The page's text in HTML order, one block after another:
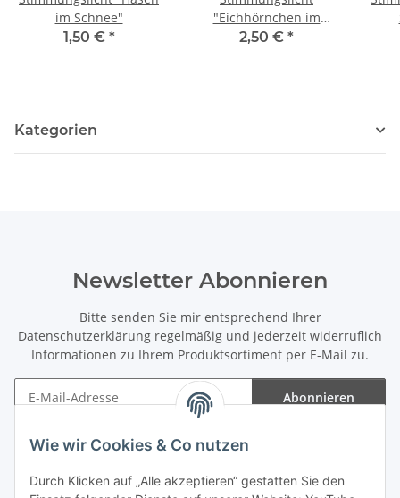
Wie wir Cookies & Co nutzen
Durch Klicken auf „Alle akzeptieren“ gestatten Sie den
im Schnee"
1,50 € *
"Eichhörnchen im
Winter"
2,50 € *
Kategorien
Newsletter Abonnieren
Bitte senden Sie mir entsprechend Ihrer
Datenschutzerklärung regelmäßig und jederzeit widerruflich
Informationen zu Ihrem Produktsortiment per E-Mail zu.
Abonnieren